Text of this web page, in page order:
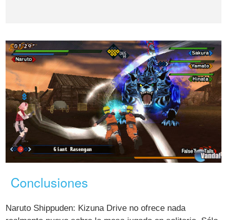
Conclusiones
Naruto Shippuden: Kizuna Drive no ofrece nada